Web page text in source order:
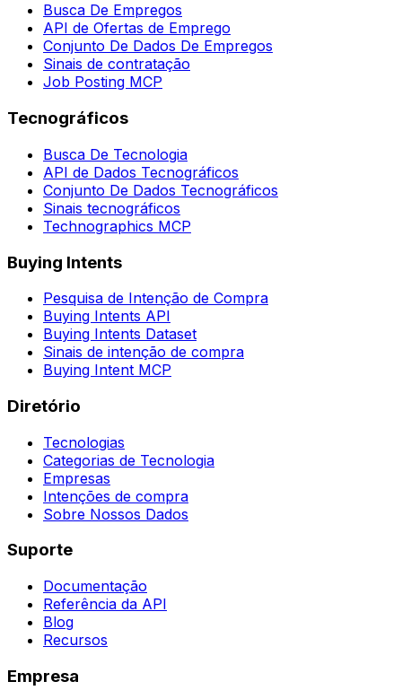
Busca De Empregos
API de Ofertas de Emprego
Conjunto De Dados De Empregos
Sinais de contratação
Job Posting MCP
Tecnográficos
Busca De Tecnologia
API de Dados Tecnográficos
Conjunto De Dados Tecnográficos
Sinais tecnográficos
Technographics MCP
Buying Intents
Pesquisa de Intenção de Compra
Buying Intents API
Buying Intents Dataset
Sinais de intenção de compra
Buying Intent MCP
Diretório
Tecnologias
Categorias de Tecnologia
Empresas
Intenções de compra
Sobre Nossos Dados
Suporte
Documentação
Referência da API
Blog
Recursos
Empresa